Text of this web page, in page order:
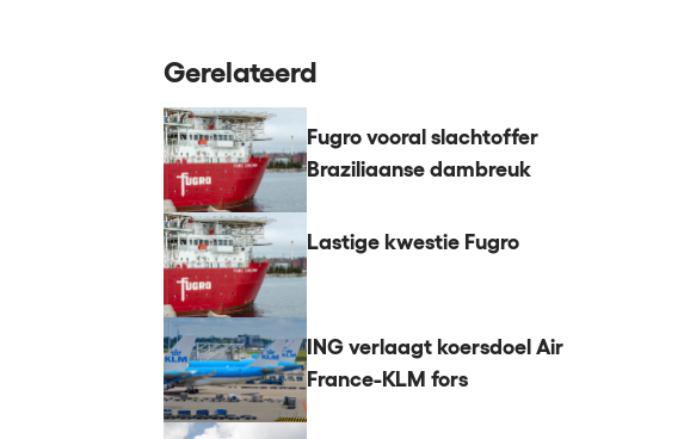
Gerelateerd
Fugro vooral slachtoffer
Braziliaanse dambreuk
Lastige kwestie Fugro
ING verlaagt koersdoel Air
France-KLM fors